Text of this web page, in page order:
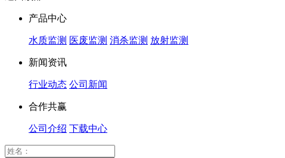
产品中心
水质监测 医废监测 消杀监测 放射监测
新闻资讯
行业动态 公司新闻
合作共赢
公司介绍 下载中心